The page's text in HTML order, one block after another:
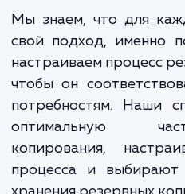
Наши
работ, чтобы
копирование
анализа вашего
чтобы понять, какие
вашего бизнеса.
вашего сайта,